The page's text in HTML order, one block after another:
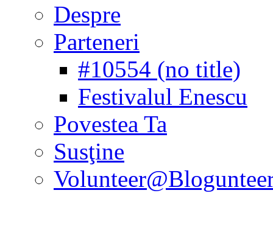
Despre
Parteneri
#10554 (no title)
Festivalul Enescu
Povestea Ta
Susţine